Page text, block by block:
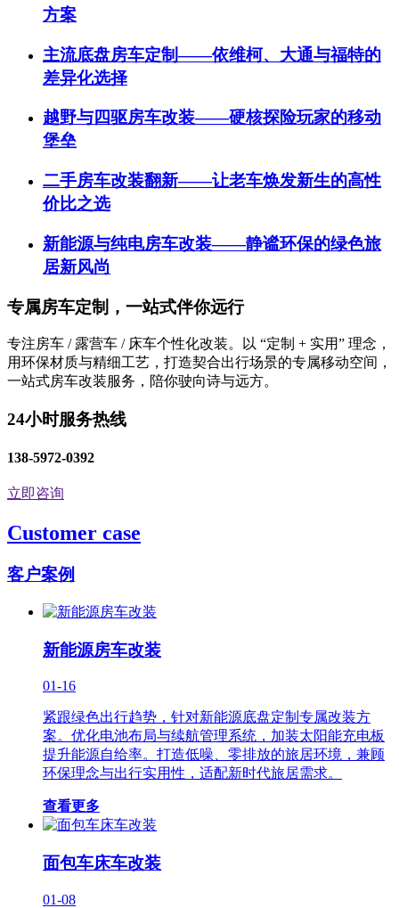
方案
主流底盘房车定制——依维柯、大通与福特的
差异化选择
越野与四驱房车改装——硬核探险玩家的移动
堡垒
二手房车改装翻新——让老车焕发新生的高性
价比之选
新能源与纯电房车改装——静谧环保的绿色旅
居新风尚
专属房车定制，一站式伴你远行
专注房车 / 露营车 / 床车个性化改装。以 “定制 + 实用” 理念，
用环保材质与精细工艺，打造契合出行场景的专属移动空间，
一站式房车改装服务，陪你驶向诗与远方。
24小时服务热线
138-5972-0392
立即咨询
Customer case
客户案例
新能源房车改装
01-16
紧跟绿色出行趋势，针对新能源底盘定制专属改装方
案。优化电池布局与续航管理系统，加装太阳能充电板
提升能源自给率。打造低噪、零排放的旅居环境，兼顾
环保理念与出行实用性，适配新时代旅居需求。
查看更多
面包车床车改装
01-08